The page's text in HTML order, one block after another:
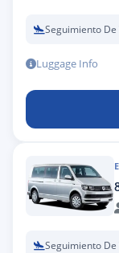
Seguimiento De
Luggage Info
Seguimiento De